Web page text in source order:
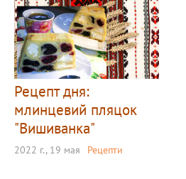
Рецепт дня:
млинцевий пляцок
"Вишиванка"
2022 г., 19 мая Рецепти